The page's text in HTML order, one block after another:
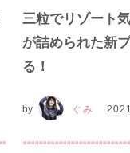
三粒でリゾート
が詰められた新
る！
by ぐみ